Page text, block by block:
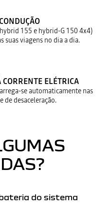
155 e hybrid-G 150 4x4)
suas viagens no dia a dia.​
ELÉTRICA
se automaticamente nas
de desaceleração.​
do sistema